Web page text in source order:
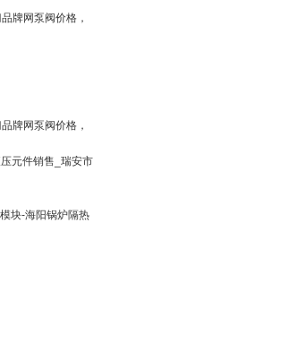
牌网泵阀价格，
牌网泵阀价格，
元件销售_瑞安市
块-海阳锅炉隔热